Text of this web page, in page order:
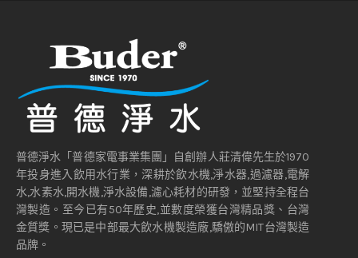
普德淨水「普德家電事業集團」自創辦人莊清偉先生於1970
年投身進入飲用水行業，深耕於飲水機,淨水器,過濾器,電解
水,水素水,開水機,淨水設備,濾心耗材的研發，並堅持全程台
灣製造。至今已有50年歷史,並數度榮獲台灣精品獎、台灣
金質獎。現已是中部最大飲水機製造廠,驕傲的MIT台灣製造
品牌。